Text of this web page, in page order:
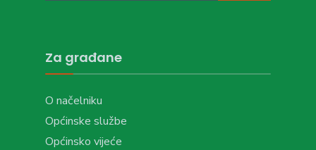
Za građane
O načelniku
Općinske službe
Općinsko vijeće